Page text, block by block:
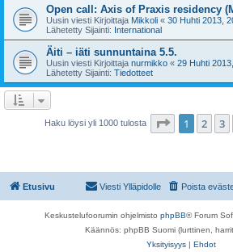
Open call: Axis of Praxis residency
Uusin viesti Kirjoittaja Mikkoli « 30 Huhti 2013,
Lähetetty Sijainti: International
Äiti – iäti sunnuntaina 5.5.
Uusin viesti Kirjoittaja nurmikko « 29 Huhti
Lähetetty Sijainti: Tiedotteet
Haku löysi yli 1000 tulosta Sivu /20
1 2 3
Etusivu Poista
Viesti Ylläpidolle
Keskustelufoorumin ohjelmisto phpBB® Forum
Käännös: phpBB Suomi (lurttinen,
Yksityisyys | Ehdot